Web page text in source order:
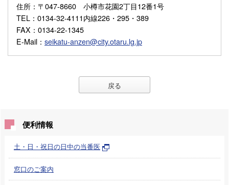
住所 ：〒047-8660 小樽市花園2丁目12番1号
TEL ：0134-32-4111内線226・295・389
FAX ：0134-22-1345
E-Mail ： seikatu-anzen@city.otaru.lg.jp
戻る
便利情報
土・日・祝日の日中の当番医
窓口のご案内